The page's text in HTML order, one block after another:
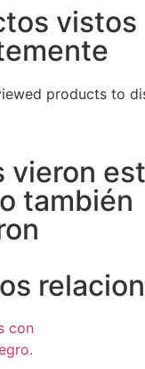
vistos
products to
vieron
también